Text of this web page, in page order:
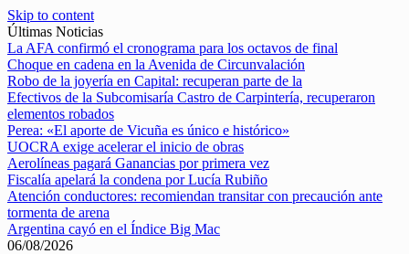
Skip to content
Últimas Noticias
La AFA confirmó el cronograma para los octavos de final
Choque en cadena en la Avenida de Circunvalación
Robo de la joyería en Capital: recuperan parte de la
Efectivos de la Subcomisaría Castro de Carpintería, recuperaron
elementos robados
Perea: «El aporte de Vicuña es único e histórico»
UOCRA exige acelerar el inicio de obras
Aerolíneas pagará Ganancias por primera vez
Fiscalía apelará la condena por Lucía Rubiño
Atención conductores: recomiendan transitar con precaución ante
tormenta de arena
Argentina cayó en el Índice Big Mac
06/08/2026